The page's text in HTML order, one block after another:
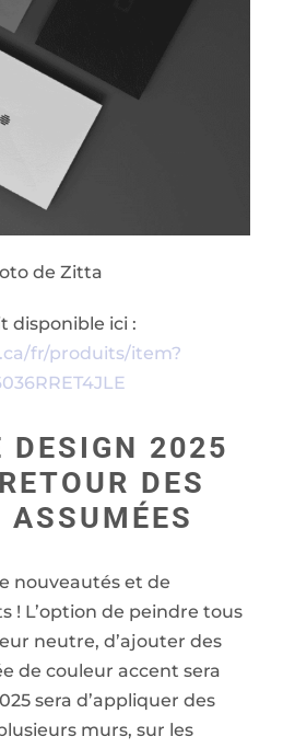
de Zitta
disponible ici :
fr/produits/item?
DESIGN 2025
DES
ASSUMÉES
nouveautés et de
! L’option de peindre tous
neutre, d’ajouter des
de couleur accent sera
sera d’appliquer des
murs, sur les